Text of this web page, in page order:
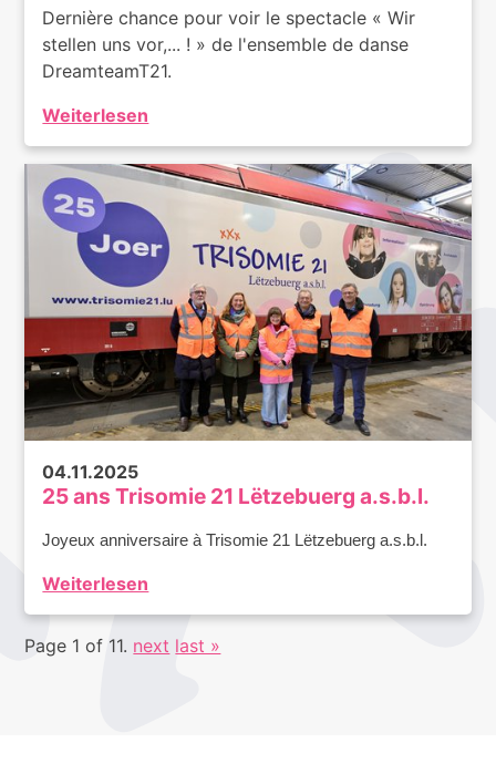
Dernière chance pour voir le spectacle « Wir
stellen uns vor,... ! » de l'ensemble de danse
DreamteamT21.
Weiterlesen
04.11.2025
25 ans Trisomie 21 Lëtzebuerg a.s.b.l.
Joyeux anniversaire à Trisomie 21 Lëtzebuerg a.s.b.l.
Weiterlesen
Page 1 of 11. next last »